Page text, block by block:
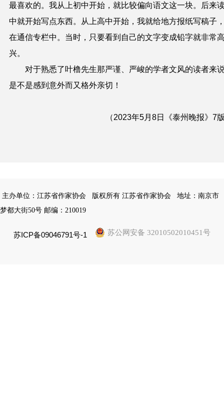
最喜欢的。我从上初中开始，就比较偏向语文这一块。后来
中就开始写点东西。从上高中开始，我就给地方报纸写稿子
在通信专栏中。当时，只要看到自己的文字变成铅字就非常
兴。
对于熟悉了叶橹先生那严谨、严峻的学者文风的读者来
是不是感到意外而又格外亲切！
（2023年5月8日《泰州晚报》7
主办单位：江苏省作家协会 版权所有 江苏省作家协会
地址：南京市
梦都大街50号 邮编：210019
苏ICP备09046791号-1 苏公网安备 32010502010451号